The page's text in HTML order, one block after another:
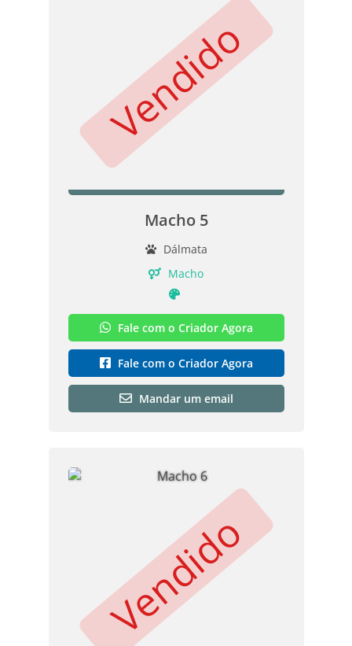
Vendido
Macho 5
Dálmata
Macho
Fale com o Criador Agora
Fale com o Criador Agora
Mandar um email
Vendido